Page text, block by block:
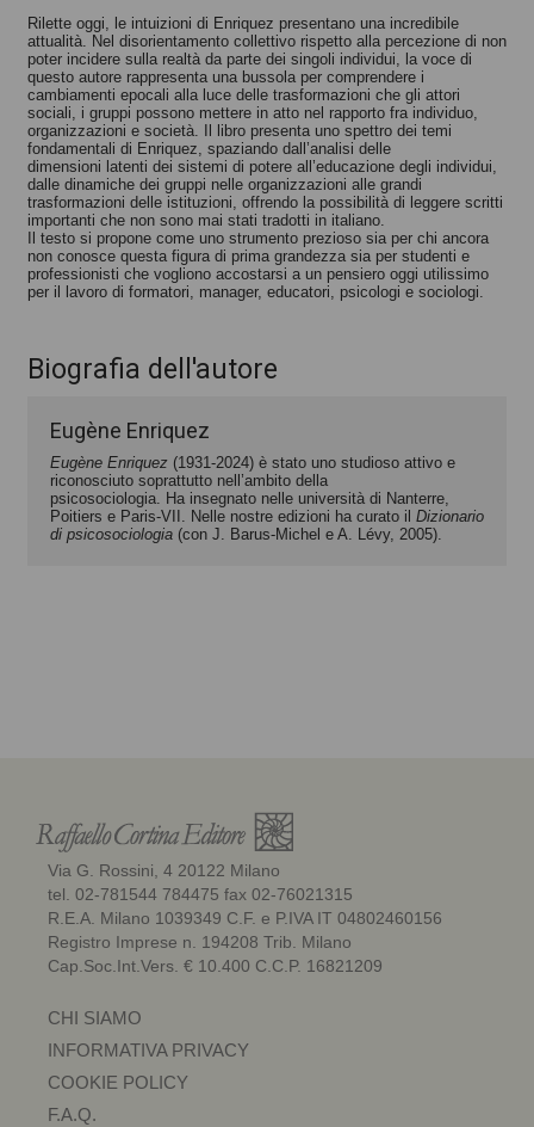
Rilette oggi, le intuizioni di Enriquez presentano una incredibile
attualità. Nel disorientamento collettivo rispetto alla percezione di non
poter incidere sulla realtà da parte dei singoli individui, la voce di
questo autore rappresenta una bussola per comprendere i
cambiamenti epocali alla luce delle trasformazioni che gli attori
sociali, i gruppi possono mettere in atto nel rapporto fra individuo,
organizzazioni e società. Il libro presenta uno spettro dei temi
fondamentali di Enriquez, spaziando dall’analisi delle
dimensioni latenti dei sistemi di potere all’educazione degli individui,
dalle dinamiche dei gruppi nelle organizzazioni alle grandi
trasformazioni delle istituzioni, offrendo la possibilità di leggere scritti
importanti che non sono mai stati tradotti in italiano.
Il testo si propone come uno strumento prezioso sia per chi ancora
non conosce questa figura di prima grandezza sia per studenti e
professionisti che vogliono accostarsi a un pensiero oggi utilissimo
per il lavoro di formatori, manager, educatori, psicologi e sociologi.
Biografia dell'autore
Eugène Enriquez
Eugène Enriquez (1931-2024) è stato uno studioso attivo e
riconosciuto soprattutto nell’ambito della
psicosociologia. Ha insegnato nelle università di Nanterre,
Poitiers e Paris-VII. Nelle nostre edizioni ha curato il Dizionario
di psicosociologia (con J. Barus-Michel e A. Lévy, 2005).
Via G. Rossini, 4 20122 Milano
tel. 02-781544 784475 fax 02-76021315
R.E.A. Milano 1039349 C.F. e P.IVA IT 04802460156
Registro Imprese n. 194208 Trib. Milano
Cap.Soc.Int.Vers. € 10.400 C.C.P. 16821209
CHI SIAMO
INFORMATIVA PRIVACY
COOKIE POLICY
F.A.Q.